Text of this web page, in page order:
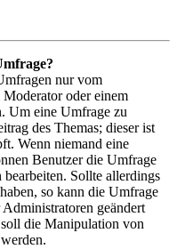
nur vom
oder einem
Um eine Umfrage zu
des Themas; dieser ist
Wenn niemand eine
Benutzer die Umfrage
Sollte allerdings
so kann die Umfrage
geändert
die Manipulation von